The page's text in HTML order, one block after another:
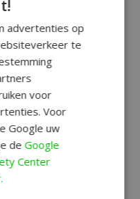
advertenties op
te
voor
Voor
Google uw
deGoogle
Center